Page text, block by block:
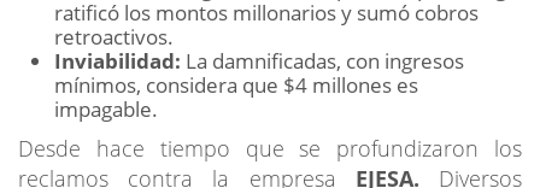
ratificó los montos millonarios y sumó cobros
retroactivos.
Inviabilidad: La damnificadas, con ingresos
mínimos, considera que $4 millones es
impagable.
Desde hace tiempo que se profundizaron los
reclamos contra la empresa EJESA. Diversos